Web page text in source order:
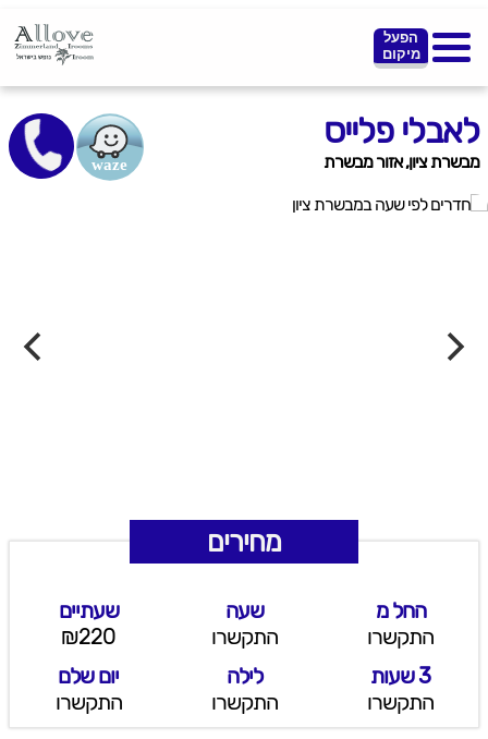
הפעל
מיקום
לאבלי פלייס
מבשרת ציון, אזור מבשרת
מחירים
החל מ
התקשרו
שעה
התקשרו
שעתיים
₪220
3 שעות
התקשרו
לילה
התקשרו
יום שלם
התקשרו